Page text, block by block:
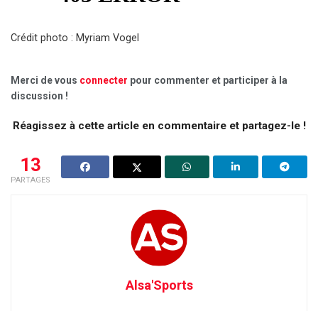
Crédit photo : Myriam Vogel
Merci de vous connecter pour commenter et participer à la
discussion !
Réagissez à cette article en commentaire et partagez-le !
13
PARTAGES
Alsa'Sports